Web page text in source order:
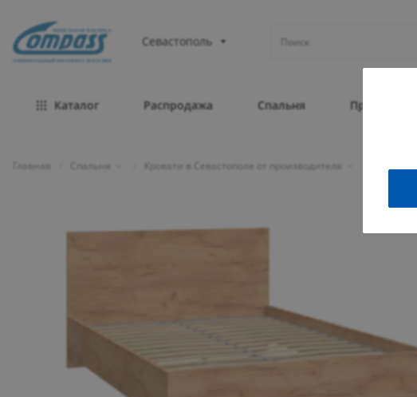
МЕБЕЛЬНАЯ ФАБРИКА
ОФИЦИАЛЬНЫЙ ИНТЕРНЕТ-МАГАЗИН
Севастополь
Каталог Распродажа Спальня Прихожая
Главная Кровати в Севастополе от производителя